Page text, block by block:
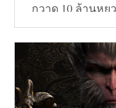
กวาด 10 ล้านหย
และวันที่ 24 สิงห